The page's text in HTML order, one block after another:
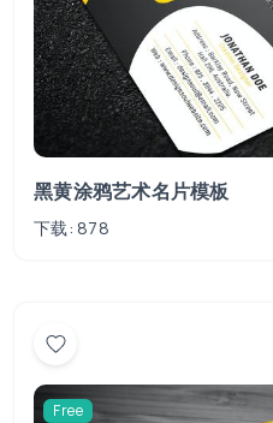
黑黄涂鸦艺术名片模板
下载: 878
Free